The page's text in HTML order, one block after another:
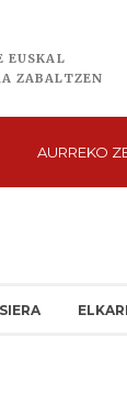
EUSKAL
ZABALTZEN
AURREKO